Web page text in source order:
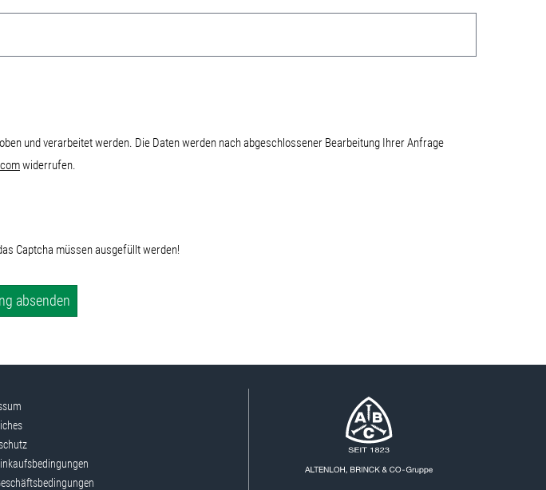
und verarbeitet werden. Die Daten werden nach abgeschlossener Bearbeitung Ihrer Anfrage
widerrufen.
Captcha müssen ausgefüllt werden!
absenden